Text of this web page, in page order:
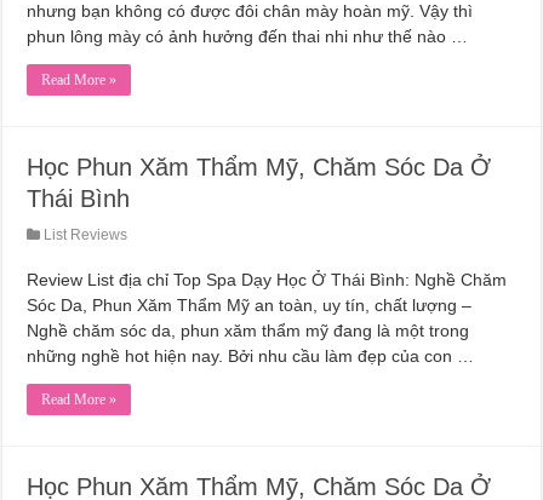
nhưng bạn không có được đôi chân mày hoàn mỹ. Vậy thì
phun lông mày có ảnh hưởng đến thai nhi như thế nào …
Read More »
Học Phun Xăm Thẩm Mỹ, Chăm Sóc Da Ở
Thái Bình
List Reviews
Review List địa chỉ Top Spa Dạy Học Ở Thái Bình: Nghề Chăm
Sóc Da, Phun Xăm Thẩm Mỹ an toàn, uy tín, chất lượng –
Nghề chăm sóc da, phun xăm thẩm mỹ đang là một trong
những nghề hot hiện nay. Bởi nhu cầu làm đẹp của con …
Read More »
Học Phun Xăm Thẩm Mỹ, Chăm Sóc Da Ở